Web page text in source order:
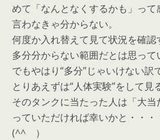
めて「なんとなくするかも」って
言わなきゃ分からない。
何度か入れ替えて見て状況を確認
多分分からない範囲だとは思って
でもやはり“多分”じゃいけない訳
とりあえずは“人体実験”をして見
そのタンクに当たった人は「大
っていただければ幸いかと・・
(^^ゞ）